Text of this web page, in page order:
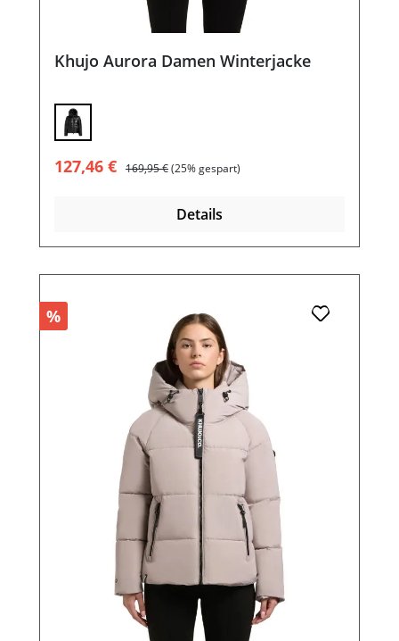
Khujo Aurora Damen Winterjacke
Verkaufspreis:
127,46 € Regulärer Preis:
169,95 €(25% gespart)
Details
%